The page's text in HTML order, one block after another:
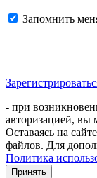
Запомнить
- при
авторизацией, вы
Оставаясь на
файлов. Для
Политика
Принять